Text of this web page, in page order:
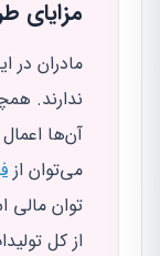
مزایای
مادران در
آن‌ها
می‌توان از
توان مالی
از کل